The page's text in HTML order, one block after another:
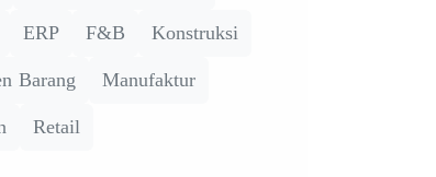
ERP F&B Konstruksi
Barang Manufaktur
Retail